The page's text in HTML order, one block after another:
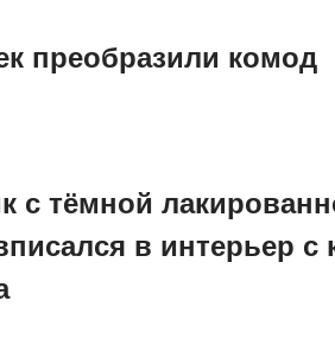
преобразили комод
с тёмной
в интерьер с